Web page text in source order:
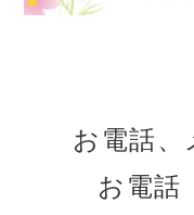
お電話、
お電